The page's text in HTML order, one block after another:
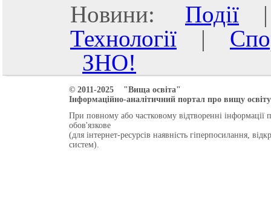
Новини: Події
Технології |
ЗНО!
© 2011-2025 "Вища освіта"
Інформаційно-аналітичний портал про вищу
При повному або частковому відтворенні інформації
обов'язкове
(для інтернет-ресурсів наявність гіперпосилання,
систем).